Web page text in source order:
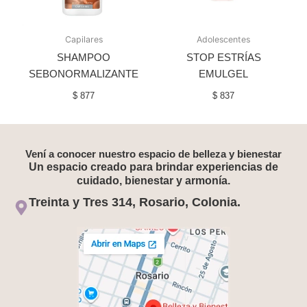
Capilares
SHAMPOO
SEBONORMALIZANTE
$ 877
Adolescentes
STOP ESTRÍAS
EMULGEL
$ 837
Vení a conocer nuestro espacio de belleza y bienestar
Un espacio creado para brindar experiencias de
cuidado, bienestar y armonía.
Treinta y Tres 314, Rosario, Colonia.